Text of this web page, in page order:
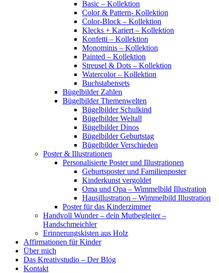
Basic – Kollektion
Color & Pattern- Kollektion
Color-Block – Kollektion
Klecks + Kariert – Kollektion
Konfetti – Kollektion
Monominis – Kollektion
Painted – Kollektion
Streusel & Dots – Kollektion
Watercolor – Kollektion
Buchstabensets
Bügelbilder Zahlen
Bügelbilder Themenwelten
Bügelbilder Schulkind
Bügelbilder Weltall
Bügelbilder Dinos
Bügelbilder Geburtstag
Bügelbilder Verschieden
Poster & Illustrationen
Personalisierte Poster und Illustrationen
Geburtsposter und Familienposter
Kinderkunst vergoldet
Oma und Opa – Wimmelbild Illustration
Hausillustration – Wimmelbild Illustration
Poster für das Kinderzimmer
Handvoll Wunder – dein Mutbegleiter –
Handschmeichler
Erinnerungskisten aus Holz
Affirmationen für Kinder
Über mich
Das Kreativstudio – Der Blog
Kontakt